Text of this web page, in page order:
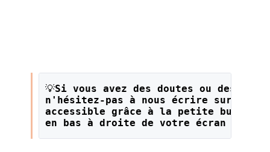
💡Si vous avez des doutes ou des
n'hésitez-pas à nous écrire sur le
accessible grâce à la petite bulle
en bas à droite de votre écran !